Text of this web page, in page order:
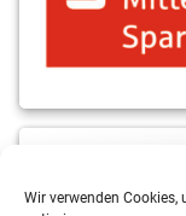
Wir verwenden Cookies,